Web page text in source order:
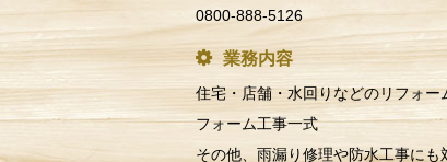
0800-888-5126
業務内容
住宅・店舗・水回りなどのリフォー
フォーム工事一式
その他、雨漏り修理や防水工事にも